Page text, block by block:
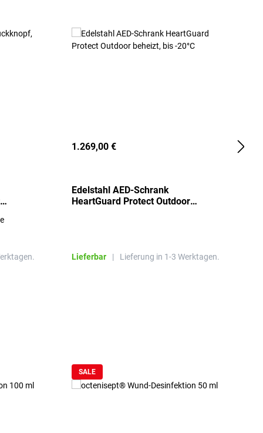
1.269,00 €
Edelstahl AED-Schrank
HeartGuard Protect Outdoor
Lieferbar | Lieferung in 1-3 Werktagen.
SALE